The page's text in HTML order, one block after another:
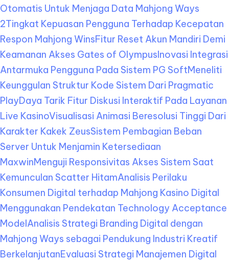
Otomatis Untuk Menjaga Data Mahjong Ways
2Tingkat Kepuasan Pengguna Terhadap Kecepatan
Respon Mahjong WinsFitur Reset Akun Mandiri Demi
Keamanan Akses Gates of OlympusInovasi Integrasi
Antarmuka Pengguna Pada Sistem PG SoftMeneliti
Keunggulan Struktur Kode Sistem Dari Pragmatic
PlayDaya Tarik Fitur Diskusi Interaktif Pada Layanan
Live KasinoVisualisasi Animasi Beresolusi Tinggi Dari
Karakter Kakek ZeusSistem Pembagian Beban
Server Untuk Menjamin Ketersediaan
MaxwinMenguji Responsivitas Akses Sistem Saat
Kemunculan Scatter HitamAnalisis Perilaku
Konsumen Digital terhadap Mahjong Kasino Digital
Menggunakan Pendekatan Technology Acceptance
ModelAnalisis Strategi Branding Digital dengan
Mahjong Ways sebagai Pendukung Industri Kreatif
BerkelanjutanEvaluasi Strategi Manajemen Digital